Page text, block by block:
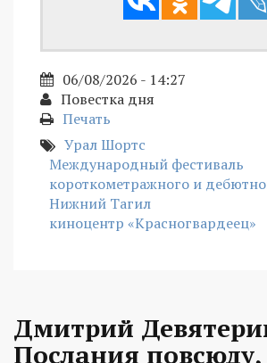
06/08/2026 - 14:27
Повестка дня
Печать
Урал Шортс
Международный фестиваль
короткометражного и
Нижний Тагил
киноцентр «Красногвардеец»
Дмитрий
Послания